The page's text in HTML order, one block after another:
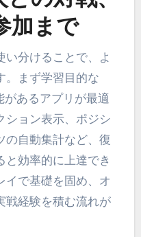
加まで
い分けることで、よ
。まず学習目的な
があるアプリが最適
ション表示、ポジシ
の自動集計など、復
と効率的に上達でき
イで基礎を固め、オ
戦経験を積む流れが